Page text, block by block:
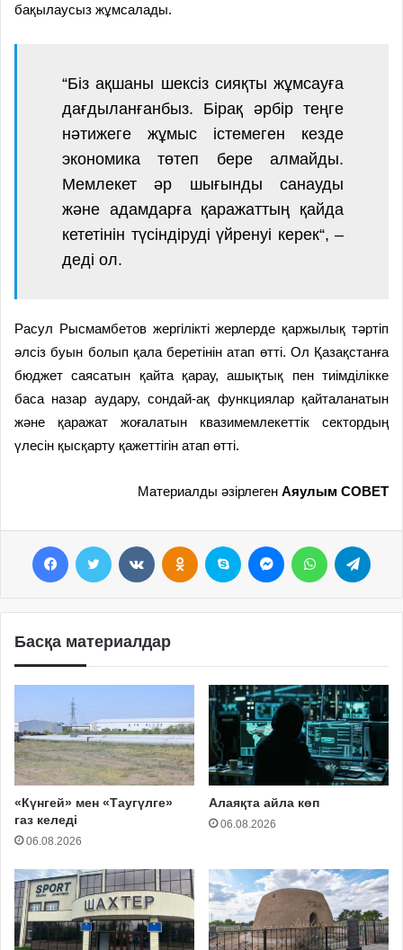
бақылаусыз жұмсалады.
“Біз ақшаны шексіз сияқты жұмсауға
дағдыланғанбыз. Бірақ әрбір теңге
нәтижеге жұмыс істемеген
кезде
экономика
төтеп бере алмайды.
Мемлекет
әр шығынды
санауды
және адамдарға қаражаттың қайда
кететінін түсіндіруді үйренуі керек“, –
деді ол.
Расул Рысмамбетовжергіліктіжерлерде қаржылық тәртіп
әлсіз буын болып қалаберетінін атап өтті. Ол Қазақстанға
бюджет саясатын қайтақарау,ашықтық пен тиімділікке
баса назар аудару, сондай-ақ функциялар қайталанатын
және
қаражат жоғалатын квазимемлекеттік
сектордың
үлесін қысқарту қажеттігін атап өтті.
Материалды әзірлеген Аяулым СОВЕТ
Басқа материалдар
«Күнгей» мен «Таугүлге»
газ келеді
06.08.2026
Алаяқта айла көп
06.08.2026